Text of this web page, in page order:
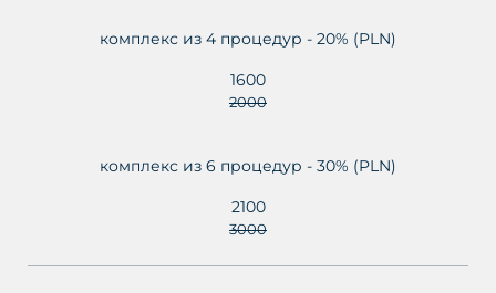
комплекс из 4 процедур - 20% (PLN)
1600
2000
комплекс из 6 процедур - 30% (PLN)
2100
3000